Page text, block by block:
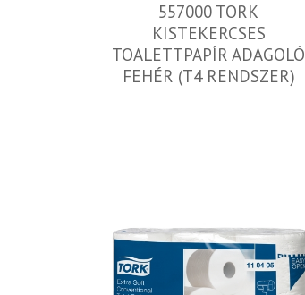
557000 TORK
KISTEKERCSES
TOALETTPAPÍR ADAGOLÓ
FEHÉR (T4 RENDSZER)